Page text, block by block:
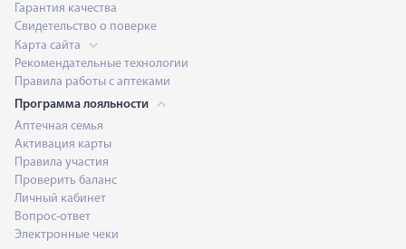
Гарантия качества
Свидетельство о поверке
Карта сайта
Рекомендательные технологии
Правила работы с аптеками
Программа лояльности
Аптечная семья
Активация карты
Правила участия
Проверить баланс
Личный кабинет
Вопрос-ответ
Электронные чеки